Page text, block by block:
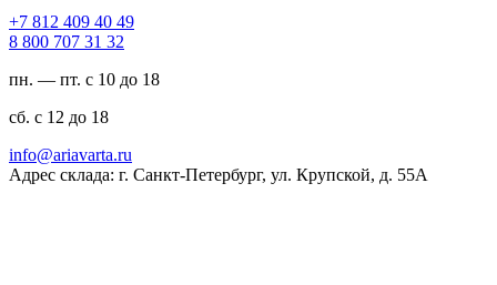
94 04 904 218 7+
23 13 707 008 8
пн. — пт. с 10 до 18
сб. с 12 до 18
ur.atravaira@ofni
Адрес склада: г. Санкт-Петербург, ул. Крупской, д. 55А